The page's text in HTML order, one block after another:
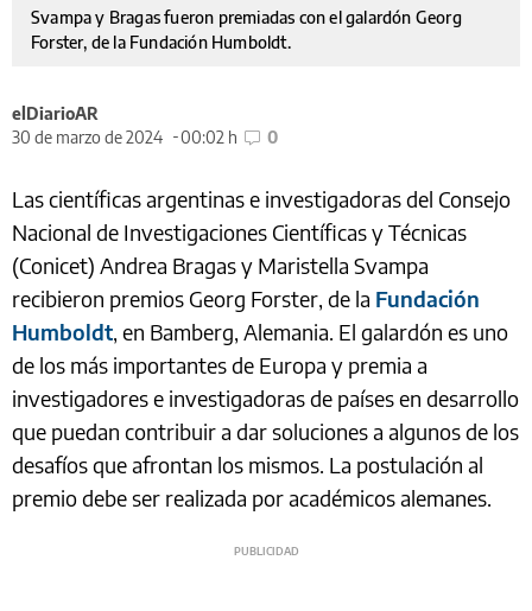
Svampa y Bragas fueron premiadas con el galardón Georg
Forster, de la Fundación Humboldt.
elDiarioAR
30 de marzo de 2024
00:02 h 0
Las científicas argentinas e investigadoras del Consejo
Nacional de Investigaciones Científicas y Técnicas
(Conicet) Andrea Bragas y Maristella Svampa
recibieron premios Georg Forster, de la Fundación
Humboldt, en Bamberg, Alemania. El galardón es uno
de los más importantes de Europa y premia a
investigadores e investigadoras de países en desarrollo
que puedan contribuir a dar soluciones a algunos de los
desafíos que afrontan los mismos. La postulación al
premio debe ser realizada por académicos alemanes.